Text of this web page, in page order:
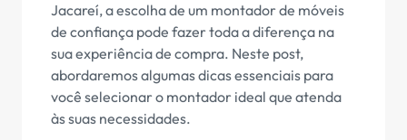
Jacareí, a escolha de um montador de móveis
de confiança pode fazer toda a diferença na
sua experiência de compra. Neste post,
abordaremos algumas dicas essenciais para
você selecionar o montador ideal que atenda
às suas necessidades.